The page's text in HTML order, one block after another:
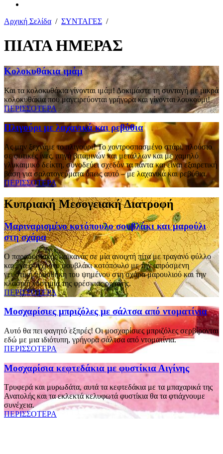
Αρχική Σελίδα / ΣΥΝΤΑΓΕΣ /
ΠΙΑΤΑ ΗΜΕΡΑΣ
Κολοκυθάκια ιμάμ
Και τα κολοκυθάκια γίνονται ιμάμ! Δοκιμάστε τη συνταγή με μικρά
κολοκυθάκια που μαγειρεύονται γρήγορα και γίνονται λουκούμι!
ΠΕΡΙΣΣΟΤΕΡΑ
Πλιγούρι με λαχανικά και ρεβύθια
Ας μην ξεχνάμε το πλιγούρι! To χοντροσπασμένο στάρι, πλούσιο
σε φυτικές ίνες, πηγή βιταμινών και μετάλλων και με χαμηλό
γλυκαιμικό δείκτη, συνοδεύει σχεδόν τα πάντα και είναι εξαιρετική
βάση για σαλατογεύματα όπως αυτό – με λαχανικά και ρεβύθια.
ΠΕΡΙΣΣΟΤΕΡΑ
Κυπριακή Μεσογειακή Διατροφή
Μαριναρισμένο κοτόπουλο σουβλάκι και μαρούλι
στη σχάρα
Ο παραδοσιακός καϊκανάς σε μία ανοιχτή πίτα με τραγανό φύλλο
και ένα σύγχρονο σουβλάκι κοτόπουλο με την απρόσμενη
γευστική προσθήκη του ψημένου στη σχάρα μαρουλιού και την
κλασική νοστιμιά της φρέσκιας ρίγανης.
ΠΕΡΙΣΣΟΤΕΡΑ
Μοσχαρίσιες μπριζόλες με σάλτσα από ντοματίνια
Αυτό θα πει φαγητό εξπρές! Οι μοσχαρίσιες μπριζόλες σερβίρονται
εδώ με μια ιδιότυπη, γρήγορα σάλτσα από ντοματίνια.
ΠΕΡΙΣΣΟΤΕΡΑ
Μοσχαρίσια κεφτεδάκια με φυστίκια Αιγίνης
Τρυφερά και μυρωδάτα, αυτά τα κεφτεδάκια με τα μπαχαρικά της
Ανατολής και τα εκλεκτά κελυφωτά φυστίκια θα τα φτιάχνουμε
συνέχεια.
ΠΕΡΙΣΣΟΤΕΡΑ